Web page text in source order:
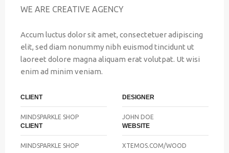
WE ARE CREATIVE AGENCY
Accum luctus dolor sit amet, consectetuer adipiscing
elit, sed diam nonummy nibh euismod tincidunt ut
laoreet dolore magna aliquam erat volutpat. Ut wisi
enim ad minim veniam.
CLIENT
MINDSPARKLE SHOP
DESIGNER
JOHN DOE
CLIENT
MINDSPARKLE SHOP
WEBSITE
XTEMOS.COM/WOOD